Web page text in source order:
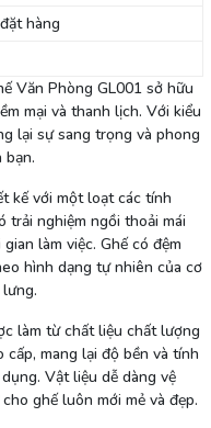
hàng
Văn Phòng GL001 sở hữu
mại và thanh lịch. Với kiểu
lại sự sang trọng và phong
bạn.
kế với một loạt các tính
trải nghiệm ngồi thoải mái
làm việc. Ghế có đệm
hình dạng tự nhiên của cơ
làm từ chất liệu chất lượng
mang lại độ bền và tính
Vật liệu dễ dàng vệ
ghế luôn mới mẻ và đẹp.